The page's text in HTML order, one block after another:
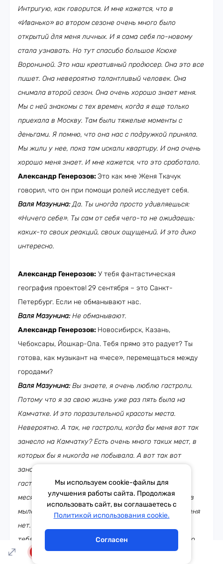
Интригую, как говорится. И мне кажется, что в
«Иванько» во втором сезоне очень много было
открытий для меня личных. И я сама себя по-новому
стала узнавать. Но тут спасибо большое Ксюхе
Ворониной. Это наш креативный продюсер. Она это все
пишет. Она невероятно талантливый человек. Она
снимала второй сезон. Она очень хорошо знает меня.
Мы с ней знакомы с тех времен, когда я еще только
приехала в Москву. Там были тяжелые моменты с
деньгами. Я помню, что она нас с подружкой приняла.
Мы жили у нее, пока там искали квартиру. И она очень
хорошо меня знает. И мне кажется, что это сработало.
Александр Генерозов:Это как мне Женя Ткачук
говорил, что он при помощи ролей исследует себя.
Валя Мазунина:Да. Ты иногда просто удивляешься:
«Ничего себе». Ты сам от себя чего-то не ожидаешь:
каких-то своих реакций, своих ощущений. И это дико
интересно.
Александр Генерозов: У тебя фантастическая
география проектов!29 сентября – это Санкт-
Петербург. Если не обманывают нас.
Валя Мазунина:Не обманывают.
Александр Генерозов: Новосибирск, Казань,
Чебоксары, Йошкар-Ола. Тебя прямо это радует? Ты
готова, как музыкант на «чесе», перемещаться между
городами?
Валя Мазунина:Вы знаете, я очень люблю гастроли.
Потому что я за свою жизнь уже раз пять была на
Камчатке. И это поразительной красоты места.
Невероятно. А так, не гастроли, когда бы меня вот так
занесло на Камчатку? Есть очень много таких мест, в
которых бы я никогда не побывала. А вот так вот
заносит. И конечно, наверное, у меня нет таких
гастрольных туров: 30 дней в месяц, в следующем
месяце опять 30 дней, когда ты на своем чемодане в
мыле куда-то едешь. Все-таки таких гастролей у меня
нет. Поэтому я люблю. Это очень отвлекает. Очень
тебя переключает. Смена геопозиций твоих. Мне это
очень придает силы.
Тема дня Гороскоп
Мы используем cookie-файлы для
улучшения работы сайта. Продолжая
использовать сайт, вы соглашаетесь с
Политикой использования cookie.
Согласен